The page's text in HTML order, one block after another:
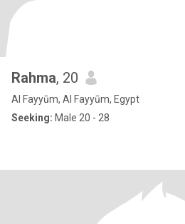
Rahma, 20
Al Fayyūm, Al Fayyūm, Egypt
Seeking: Male 20 - 28